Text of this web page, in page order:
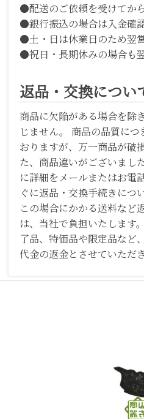
●配送のご依頼を受けてか
●銀行振込の場合は入金確
●土・日は休業日のため翌
●祝日・長期休みの場合も
返品・交換につい
商品に欠陥がある場合を除
じません。 商品の品質に
おりますが、万一商品が破
た、商品違いがございまし
に詳細をメールまたはお電
ぐに返品・交換手続きにつ
この場合にかかる送料など
は、当社で負担いたします
了品、特価品や限定品など
代金の返金とさせていただき